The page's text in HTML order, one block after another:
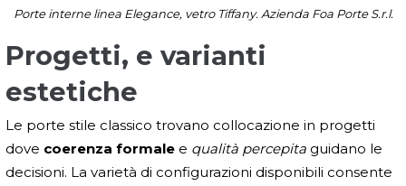
Porte interne linea Elegance, vetro Tiffany. Azienda Foa Porte S.r.l.
Progetti, e varianti
estetiche
Le porte stile classico trovano collocazione in progetti
dove coerenza formale e qualità percepita guidano le
decisioni. La varietà di configurazioni disponibili consente